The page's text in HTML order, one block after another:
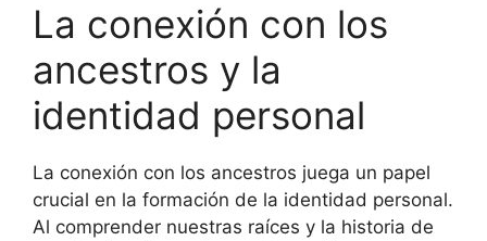
La conexión con los
ancestros y la
identidad personal
La conexión con los ancestros juega un papel
crucial en la formación de la identidad personal.
Al comprender nuestras raíces y la historia de